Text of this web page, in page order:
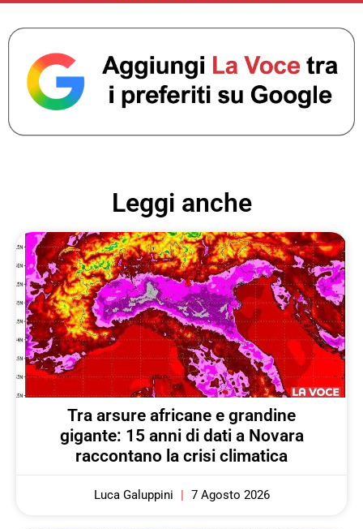
Leggi anche
Tra arsure africane e grandine
gigante: 15 anni di dati a Novara
raccontano la crisi climatica
Luca Galuppini 7 Agosto 2026